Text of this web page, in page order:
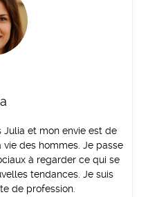
Julia et mon envie est de
des hommes. Je passe
à regarder ce qui se
tendances. Je suis
de profession.